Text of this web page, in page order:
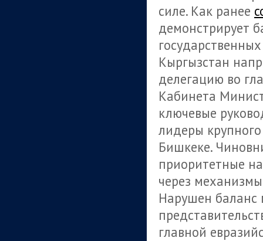
силе. Как ранее
демонстрирует
Кыргызстан
делегацию во
Кабинета
ключевые
лидеры крупного
Бишкеке.
приоритетные
через
Нарушен баланс
главной